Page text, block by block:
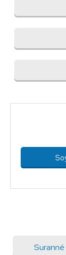
Suranné